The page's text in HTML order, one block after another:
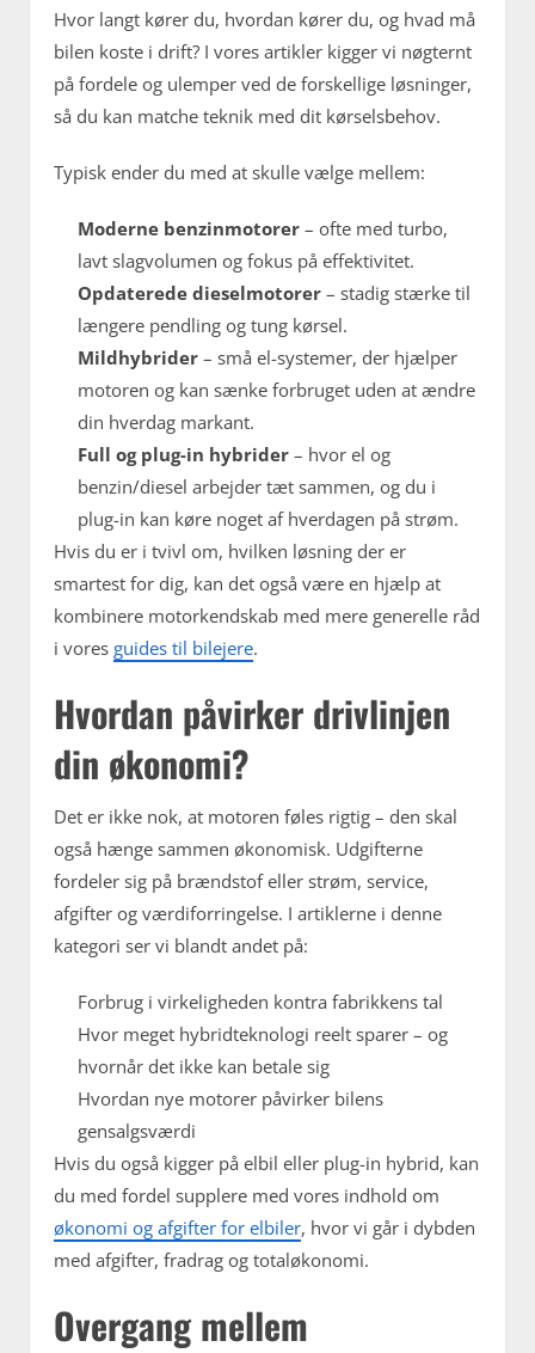
Hvor langt kører du, hvordan kører du, og hvad må
bilen koste i drift? I vores artikler kigger vi nøgternt
på fordele og ulemper ved de forskellige løsninger,
så du kan matche teknik med dit kørselsbehov.
Typisk ender du med at skulle vælge mellem:
Moderne benzinmotorer – ofte med turbo,
lavt slagvolumen og fokus på effektivitet.
Opdaterede dieselmotorer – stadig stærke til
længere pendling og tung kørsel.
Mildhybrider – små el-systemer, der hjælper
motoren og kan sænke forbruget uden at ændre
din hverdag markant.
Full og plug-in hybrider – hvor el og
benzin/diesel arbejder tæt sammen, og du i
plug-in kan køre noget af hverdagen på strøm.
Hvis du er i tvivl om, hvilken løsning der er
smartest for dig, kan det også være en hjælp at
kombinere motorkendskab med mere generelle råd
i vores guides til bilejere.
Hvordan påvirker drivlinjen
din økonomi?
Det er ikke nok, at motoren føles rigtig – den skal
også hænge sammen økonomisk. Udgifterne
fordeler sig på brændstof eller strøm, service,
afgifter og værdiforringelse. I artiklerne i denne
kategori ser vi blandt andet på:
Forbrug i virkeligheden kontra fabrikkens tal
Hvor meget hybridteknologi reelt sparer – og
hvornår det ikke kan betale sig
Hvordan nye motorer påvirker bilens
gensalgsværdi
Hvis du også kigger på elbil eller plug-in hybrid, kan
du med fordel supplere med vores indhold om
økonomi og afgifter for elbiler, hvor vi går i dybden
med afgifter, fradrag og totaløkonomi.
Overgang mellem